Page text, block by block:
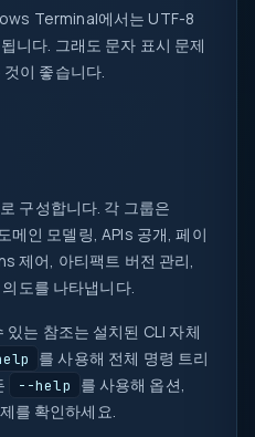
Terminal에서는 UTF-8
니다. 그래도 문자 표시 문제
이 좋습니다.
구성합니다. 각 그룹은
인 모델링, APIs 공개, 페이
제어, 아티팩트 버전 관리,
도를 나타냅니다.
는 참조는 설치된 CLI 자체
를 사용해 전체 명령 트리
--help
를 사용해 옵션,
를 확인하세요.